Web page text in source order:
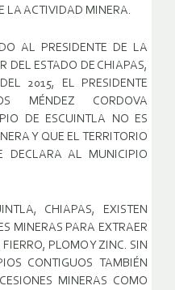
LA ACTIVIDAD MINERA.
AL PRESIDENTE DE LA
DEL ESTADO DE CHIAPAS,
2015, EL PRESIDENTE
MÉNDEZ CORDOVA
DE ESCUINTLA NO ES
Y QUE EL TERRITORIO
DECLARA AL MUNICIPIO
CHIAPAS, EXISTEN
MINERAS PARA EXTRAER
PLOMO Y ZINC. SIN
CONTIGUOS TAMBIÉN
MINERAS COMO